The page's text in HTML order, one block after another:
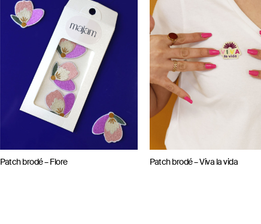
Patch brodé – Flore Patch brodé – Viva la vida